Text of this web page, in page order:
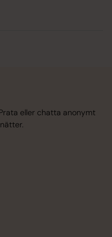
eller chatta anonymt